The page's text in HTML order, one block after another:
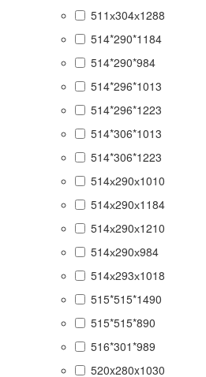
511х304х1288
514*290*1184
514*290*984
514*296*1013
514*296*1223
514*306*1013
514*306*1223
514х290х1010
514х290х1184
514х290х1210
514х290х984
514х293х1018
515*515*1490
515*515*890
516*301*989
520x280x1030